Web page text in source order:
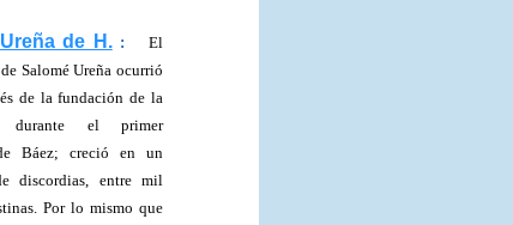
de H.:
El
Salomé Ureña ocurrió
de la fundación de la
durante el primer
Báez; creció en un
discordias, entre mil
Por lo mismo que